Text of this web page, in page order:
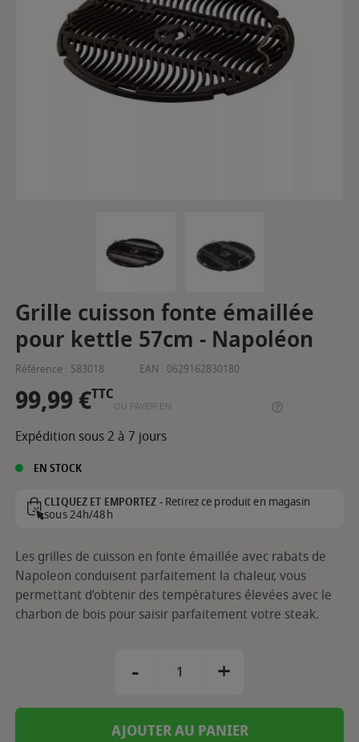
Grille cuisson fonte émaillée
pour kettle 57cm - Napoléon
Référence : S83018 EAN : 0629162830180
99,99 €TTC
OU PAYER EN
Expédition sous 2 à 7 jours
EN STOCK
CLIQUEZ ET EMPORTEZ -Retirez ce produit en magasin
sous 24h/48h
Les grilles de cuisson en fonte émaillée avec rabats de
Napoleon conduisent parfaitement la chaleur, vous
permettant d’obtenir des températures élevées avec le
charbon de bois pour saisir parfaitement votre steak.
- +
AJOUTER AU PANIER